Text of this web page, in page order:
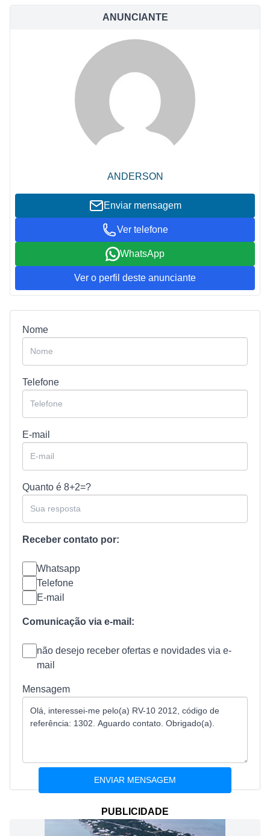
ANUNCIANTE
ANDERSON
Enviar mensagem
Ver telefone
WhatsApp
Ver o perfil deste anunciante
Nome
Telefone
E-mail
Quanto é 8+2=?
Receber contato por:
Whatsapp
Telefone
E-mail
Comunicação via e-mail:
não desejo receber ofertas e novidades via e-
mail
Mensagem
PUBLICIDADE